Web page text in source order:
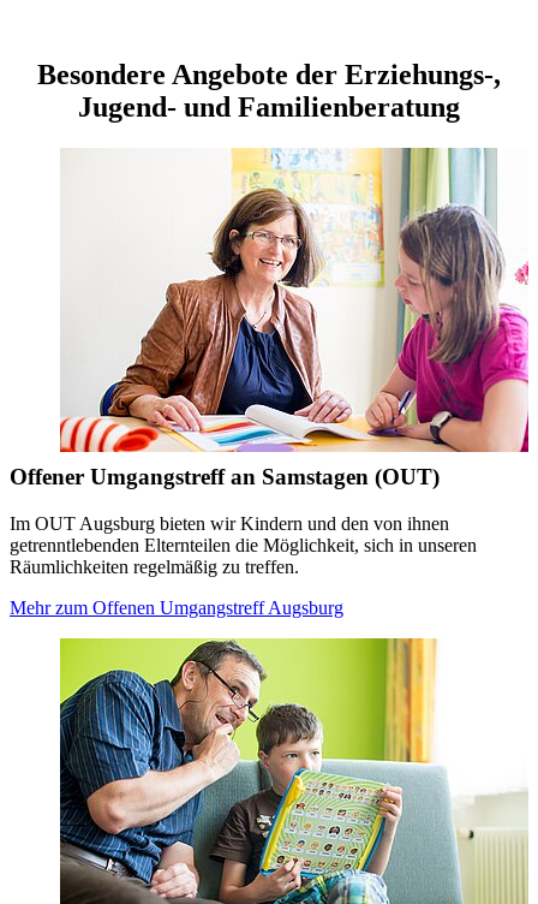
Besondere Angebote der Erziehungs-,
Jugend- und Familienberatung
Offener Umgangstreff an Samstagen (OUT)
Im OUT Augsburg bieten wir Kindern und den von ihnen
getrenntlebenden Elternteilen die Möglichkeit, sich in unseren
Räumlichkeiten regelmäßig zu treffen.
Mehr zum Offenen Umgangstreff Augsburg